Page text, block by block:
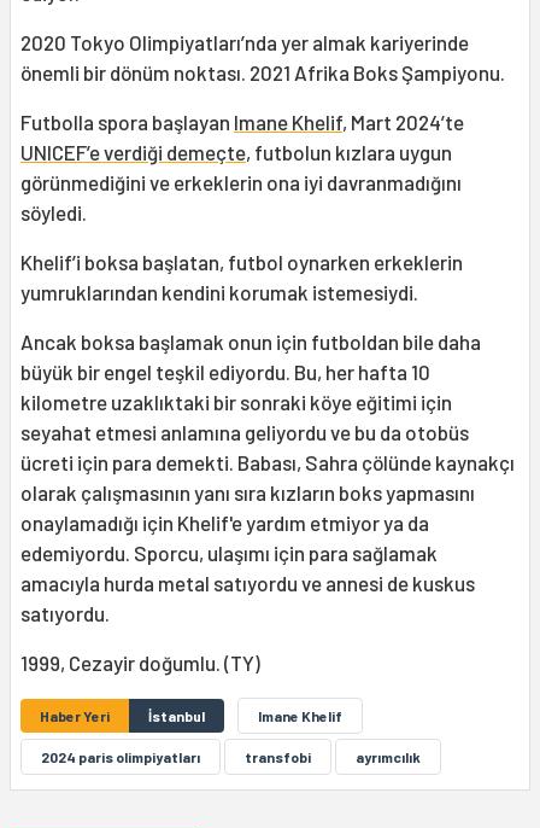
2020 Tokyo Olimpiyatları’nda yer almak kariyerinde
önemli bir dönüm noktası. 2021 Afrika Boks Şampiyonu.
Futbolla spora başlayan Imane Khelif, Mart 2024’te
UNICEF’e verdiği demeçte, futbolun kızlara uygun
görünmediğini ve erkeklerin ona iyi davranmadığını
söyledi.
Khelif’i boksa başlatan, futbol oynarken erkeklerin
yumruklarından kendini korumak istemesiydi.
Ancak boksa başlamak onun için futboldan bile daha
büyük bir engel teşkil ediyordu. Bu, her hafta 10
kilometre uzaklıktaki bir sonraki köye eğitimi için
seyahat etmesi anlamına geliyordu ve bu da otobüs
ücreti için para demekti. Babası, Sahra çölünde kaynakçı
olarak çalışmasının yanı sıra kızların boks yapmasını
onaylamadığı için Khelif'e yardım etmiyor ya da
edemiyordu. Sporcu, ulaşımı için para sağlamak
amacıyla hurda metal satıyordu ve annesi de kuskus
satıyordu.
1999, Cezayir doğumlu. (TY)
Haber Yeri İstanbul Imane Khelif
2024 paris olimpiyatları transfobi ayrımcılık